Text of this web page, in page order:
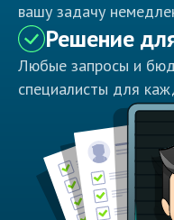
вашу задачу
Решение
Любые запросы и
специалисты для